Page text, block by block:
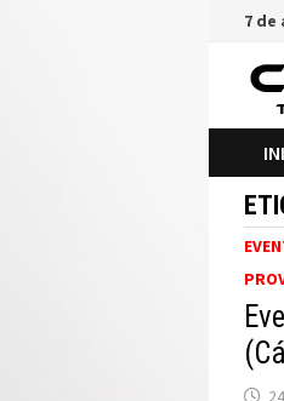
Saltar7 de